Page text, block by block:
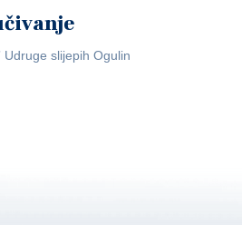
Udruge slijepih Ogulin